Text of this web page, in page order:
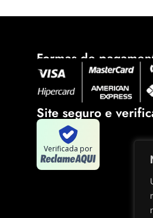
Formas de
Site seguro e
Verificada por